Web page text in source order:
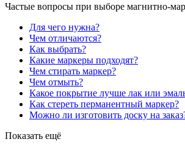
Частые вопросы при выборе магнитно-
Для чего нужна?
Чем отличаются?
Как выбрать?
Какие маркеры подходят?
Чем стирать маркер?
Чем отмыть?
Какое покрытие лучше лак или
Как стереть перманентный маркер?
Можно ли изготовить доску на
Показать ещё